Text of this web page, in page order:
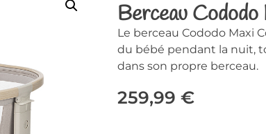
Berceau
Le berceau Cododo Maxi
du bébé pendant la nuit,
dans son propre berceau.
259,99€